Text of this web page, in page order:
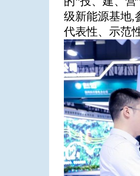
级新能源基地,
代表性、示范